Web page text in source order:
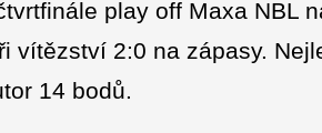
play off Maxa NBL
vítězství 2:0 na zápasy.
14 bodů.